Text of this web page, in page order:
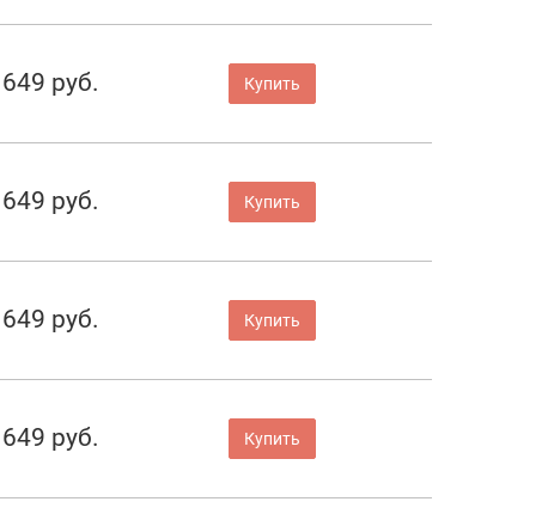
649 руб. Купить
649 руб. Купить
649 руб. Купить
649 руб. Купить